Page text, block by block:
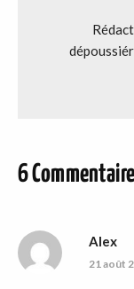
6
Alex
21 août